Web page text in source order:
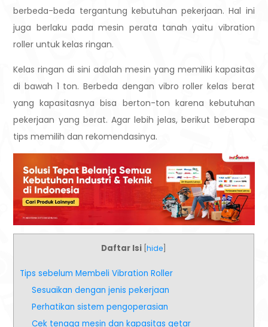
berbeda-beda tergantung kebutuhan pekerjaan. Hal ini
juga berlaku pada mesin perata tanah yaitu vibration
roller untuk kelas ringan.
Kelas ringan di sini adalah mesin yang memiliki kapasitas
di bawah 1 ton. Berbeda dengan vibro roller kelas berat
yang kapasitasnya bisa berton-ton karena kebutuhan
pekerjaan yang berat. Agar lebih jelas, berikut beberapa
tips memilih dan rekomendasinya.
Daftar Isi [hide
Tips sebelum Membeli Vibration Roller
Sesuaikan dengan jenis pekerjaan
Perhatikan sistem pengoperasian
Cek tenaga mesin dan kapasitas getar